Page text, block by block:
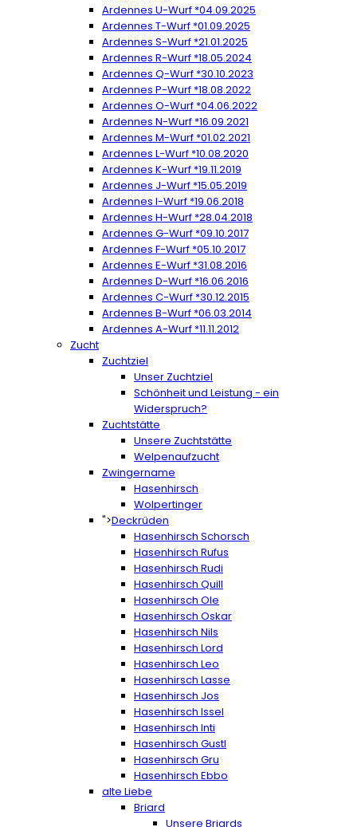
Ardennes U-Wurf *04.09.2025
Ardennes T-Wurf *01.09.2025
Ardennes S-Wurf *21.01.2025
Ardennes R-Wurf *18.05.2024
Ardennes Q-Wurf *30.10.2023
Ardennes P-Wurf *18.08.2022
Ardennes O-Wurf *04.06.2022
Ardennes N-Wurf *16.09.2021
Ardennes M-Wurf *01.02.2021
Ardennes L-Wurf *10.08.2020
Ardennes K-Wurf *19.11.2019
Ardennes J-Wurf *15.05.2019
Ardennes I-Wurf *19.06.2018
Ardennes H-Wurf *28.04.2018
Ardennes G-Wurf *09.10.2017
Ardennes F-Wurf *05.10.2017
Ardennes E-Wurf *31.08.2016
Ardennes D-Wurf *16.06.2016
Ardennes C-Wurf *30.12.2015
Ardennes B-Wurf *06.03.2014
Ardennes A-Wurf *11.11.2012
Zucht
Zuchtziel
Unser Zuchtziel
Schönheit und Leistung - ein
Widerspruch?
Zuchtstätte
Unsere Zuchtstätte
Welpenaufzucht
Zwingername
Hasenhirsch
Wolpertinger
">Deckrüden
Hasenhirsch Schorsch
Hasenhirsch Rufus
Hasenhirsch Rudi
Hasenhirsch Quill
Hasenhirsch Ole
Hasenhirsch Oskar
Hasenhirsch Nils
Hasenhirsch Lord
Hasenhirsch Leo
Hasenhirsch Lasse
Hasenhirsch Jos
Hasenhirsch Issel
Hasenhirsch Inti
Hasenhirsch Gustl
Hasenhirsch Gru
Hasenhirsch Ebbo
alte Liebe
Briard
Unsere Briards